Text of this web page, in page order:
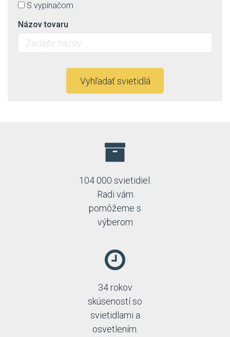
S vypínačom
Názov tovaru
Vyhľadať svietidlá
104 000 svietidiel.
Radi vám
pomôžeme s
výberom
34 rokov
skúseností so
svietidlami a
osvetlením.